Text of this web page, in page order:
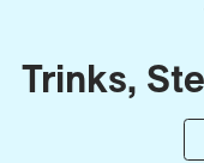
Trinks,